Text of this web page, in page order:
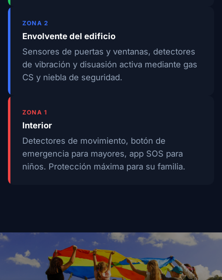
ZONA 2
Envolvente del edificio
Sensores de puertas y ventanas, detectores
de vibración y disuasión activa mediante gas
CS y niebla de seguridad.
ZONA 1
Interior
Detectores de movimiento, botón de
emergencia para mayores, app SOS para
niños. Protección máxima para su familia.